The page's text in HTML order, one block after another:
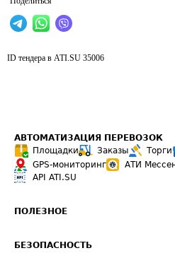
ID тендера в ATI.SU 35006
АВТОМАТИЗАЦИЯ ПЕРЕВОЗОК
Площадки
Заказы Торги
GPS-мониторинг
АТИ
API ATI.SU
ПОЛЕЗНОЕ
БЕЗОПАСНОСТЬ